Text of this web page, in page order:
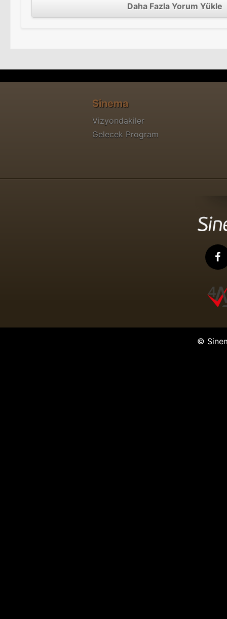
Daha Fazla Yorum Yükle
Sinema
Vizyondakiler
Gelecek Program
©